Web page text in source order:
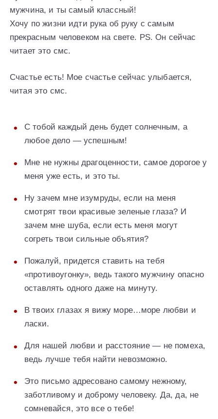
мужчина, и ты самый классный!
Хочу по жизни идти рука об руку с самым
прекрасным человеком на свете. PS. Он сейчас
читает это смс.
Счастье есть! Мое счастье сейчас улыбается,
читая это смс.
С тобой каждый день будет солнечным, а
любое дело — успешным!
Мне не нужны драгоценности, самое дорогое у
меня уже есть, и это ты.
Ну зачем мне изумруды, если на меня
смотрят твои красивые зеленые глаза? И
зачем мне шуба, если есть меня могут
согреть твои сильные объятия?
Пожалуй, придется ставить на тебя
«противоугонку», ведь такого мужчину опасно
оставлять одного даже на минуту.
В твоих глазах я вижу море…море любви и
ласки.
Для нашей любви и расстояние — не помеха,
ведь лучше тебя найти невозможно.
Это письмо адресовано самому нежному,
заботливому и доброму человеку. Да, да, не
сомневайся, это все о тебе!